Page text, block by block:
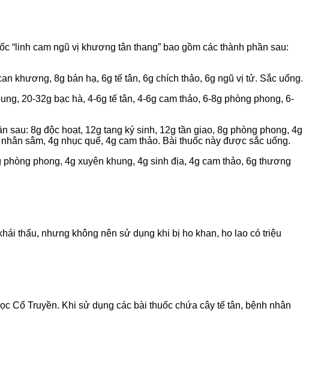
“linh cam ngũ vị khương tân thang” bao gồm các thành phần sau:
khương, 8g bán hạ, 6g tế tân, 6g chích thảo, 6g ngũ vị tử. Sắc uống.
20-32g bạc hà, 4-6g tế tân, 4-6g cam thảo, 6-8g phòng phong, 6-
sau: 8g độc hoạt, 12g tang ký sinh, 12g tần giao, 8g phòng phong, 4g
sâm, 4g nhục quế, 4g cam thảo. Bài thuốc này được sắc uống.
phong, 4g xuyên khung, 4g sinh địa, 4g cam thảo, 6g thương
thấu, nhưng không nên sử dụng khi bị ho khan, ho lao có triệu
Cổ Truyền. Khi sử dụng các bài thuốc chứa cây tế tân, bệnh nhân